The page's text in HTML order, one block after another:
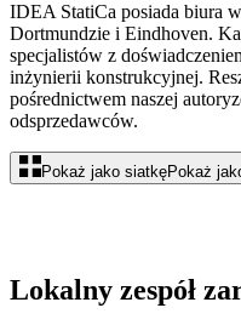
IDEA StatiCa posiada biura
Dortmundzie i Eindhoven.
specjalistów z
inżynierii konstrukcyjnej.
pośrednictwem naszej
odsprzedawców.
Pokaż jako siatkęPokaż
Lokalny zespół